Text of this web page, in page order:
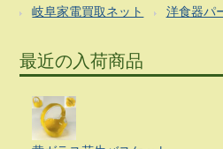
岐阜家電買取ネット 洋食器パ
最近の入荷商品